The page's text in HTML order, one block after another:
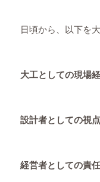
日頃から、以下を
大工としての現場
設計者としての視点
経営者としての責任